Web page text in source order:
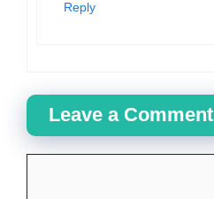
Reply
Leave a Comment